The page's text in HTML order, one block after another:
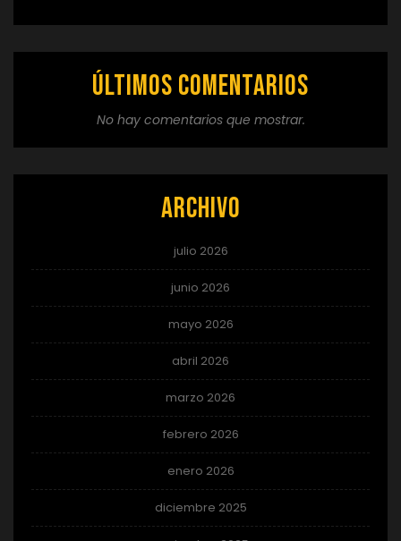
Últimos comentarios
No hay comentarios que mostrar.
Archivo
julio 2026
junio 2026
mayo 2026
abril 2026
marzo 2026
febrero 2026
enero 2026
diciembre 2025